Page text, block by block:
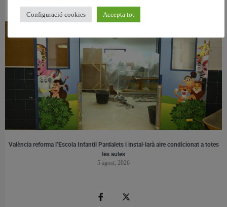
València reforma l’Escola Infantil Pardalets i instal·larà aire condicionat a totes
les aules
5 agost, 2026
Configuració cookies Accepta tot